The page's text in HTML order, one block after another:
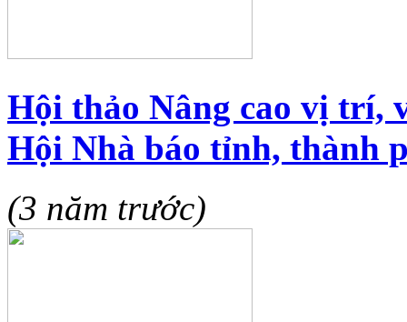
Hội thảo Nâng cao vị trí,
Hội Nhà báo tỉnh, thành
(3 năm trước)